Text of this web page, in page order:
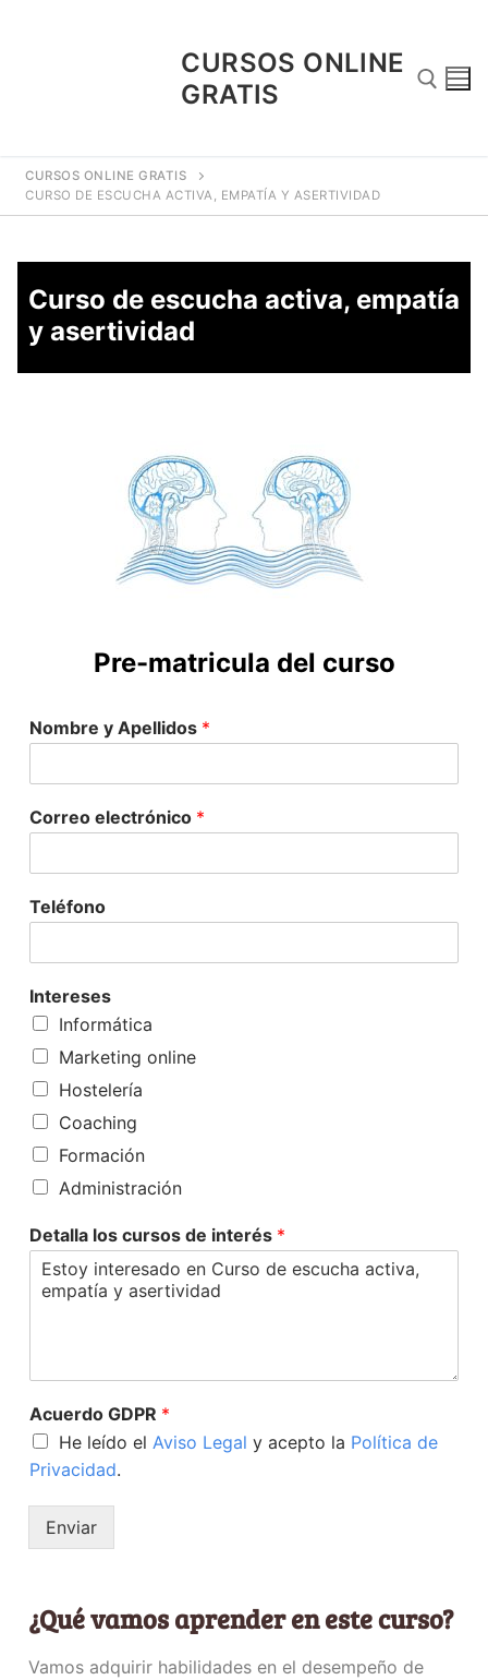
CURSOS ONLINE
GRATIS
¿Porque Los Cursos Son Gratuitos?
CURSOS ONLINE GRATIS
CURSO DE ESCUCHA ACTIVA, EMPATÍA Y ASERTIVIDAD
Curso de escucha activa, empatía
y asertividad
Pre-matricula del curso
Nombre y Apellidos *
Correo electrónico *
Teléfono
Intereses
Informática
Marketing online
Hostelería
Coaching
Formación
Administración
Detalla los cursos de interés *
Acuerdo GDPR *
He leído el Aviso Legal y acepto la Política de
Privacidad.
Enviar
¿Qué vamos aprender en este curso?
Vamos adquirir habilidades en el desempeño de